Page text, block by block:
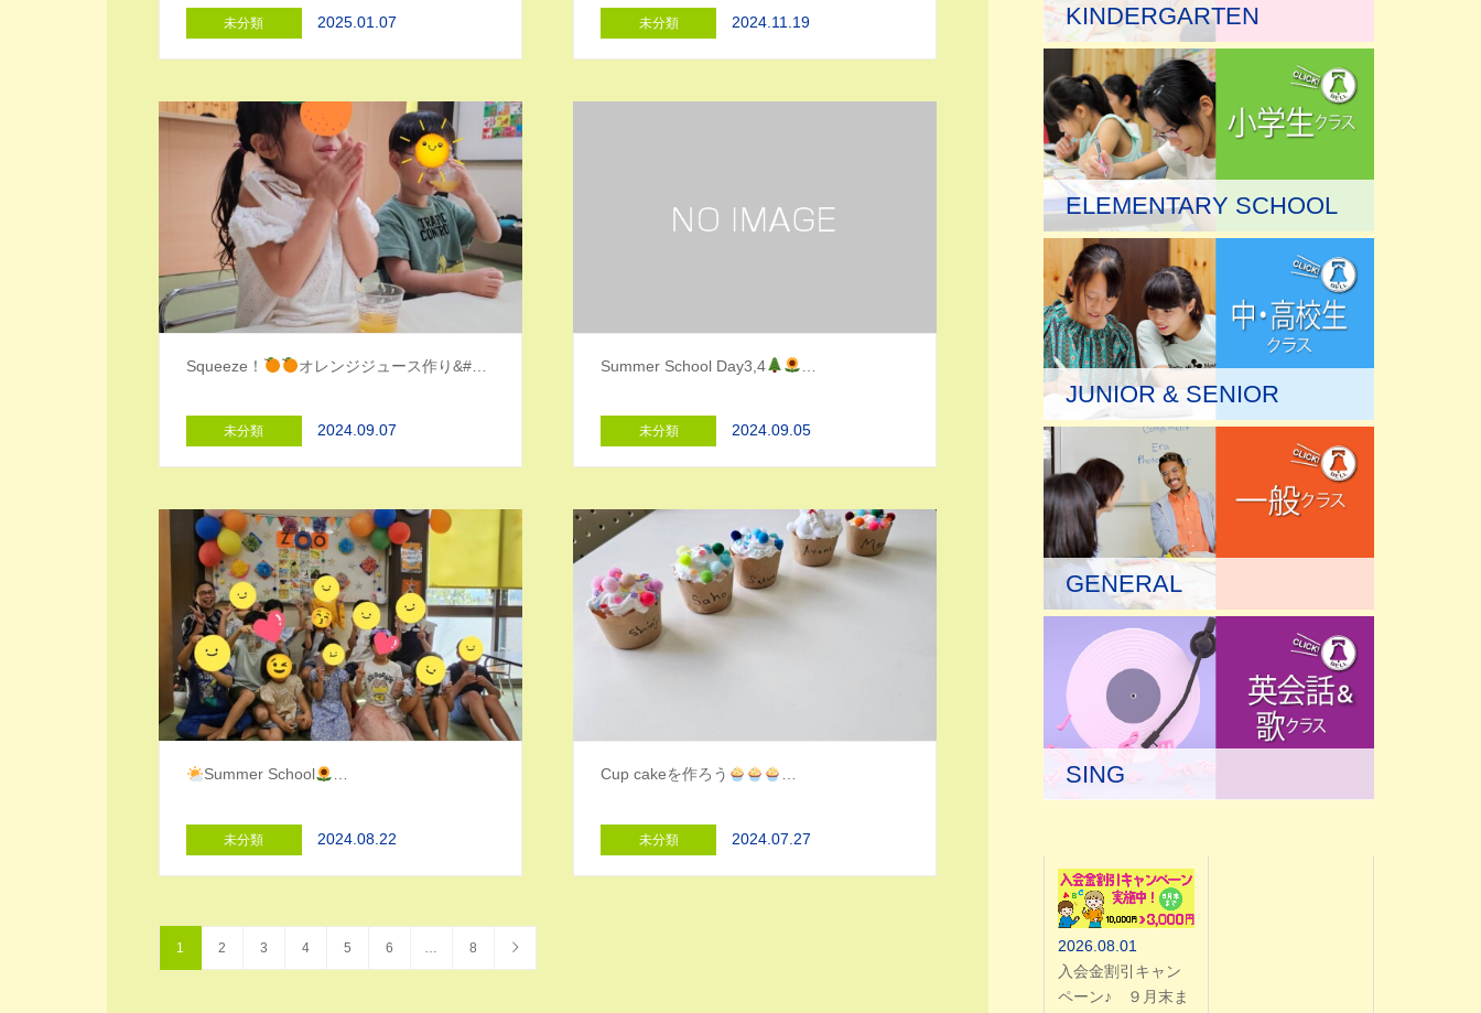
未分類 2025.01.07 未分類 2024.11.19
Squeeze！ オレンジジュース作り&#…
未分類 2024.09.07
Summer School Day3,4
未分類 2024.09.05
Summer School …
未分類 2024.08.22
Cup cakeを作ろう …
未分類 2024.07.27
1 2 3 4 5 6 … 8
KINDERGARTEN
ELEMENTARY SCHOOL
JUNIOR & SENIOR
GENERAL
SING
2026.08.01
入会金割引キャン
ペーン♪ ９月末ま